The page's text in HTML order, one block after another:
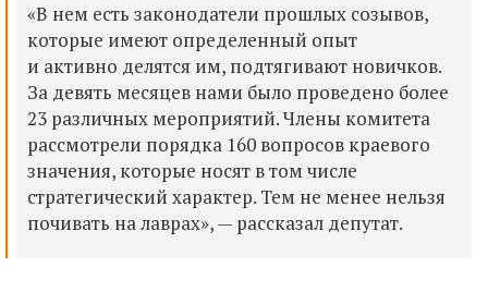
«В нем есть законодатели прошлых созывов,
которые имеют определенный опыт
и активно делятся им, подтягивают новичков.
За девять месяцев нами было проведено более
23 различных мероприятий. Члены комитета
рассмотрели порядка 160 вопросов краевого
значения, которые носят в том числе
стратегический характер. Тем не менее нельзя
почивать на лаврах», — рассказал депутат.